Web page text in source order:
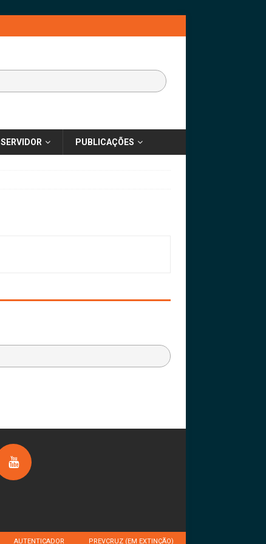
SERVIDOR PUBLICAÇÕES
AUTENTICADOR PREVCRUZ (EM EXTINÇÃO)